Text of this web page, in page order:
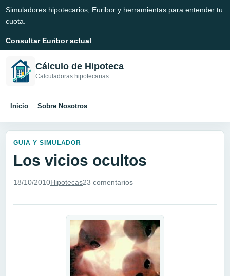
Simuladores hipotecarios, Euribor y herramientas para entender tu
cuota.
Consultar Euribor actual
Cálculo de Hipoteca
Calculadoras hipotecarias
Inicio Sobre Nosotros
GUIA Y SIMULADOR
Los vicios ocultos
18/10/2010Hipotecas23 comentarios